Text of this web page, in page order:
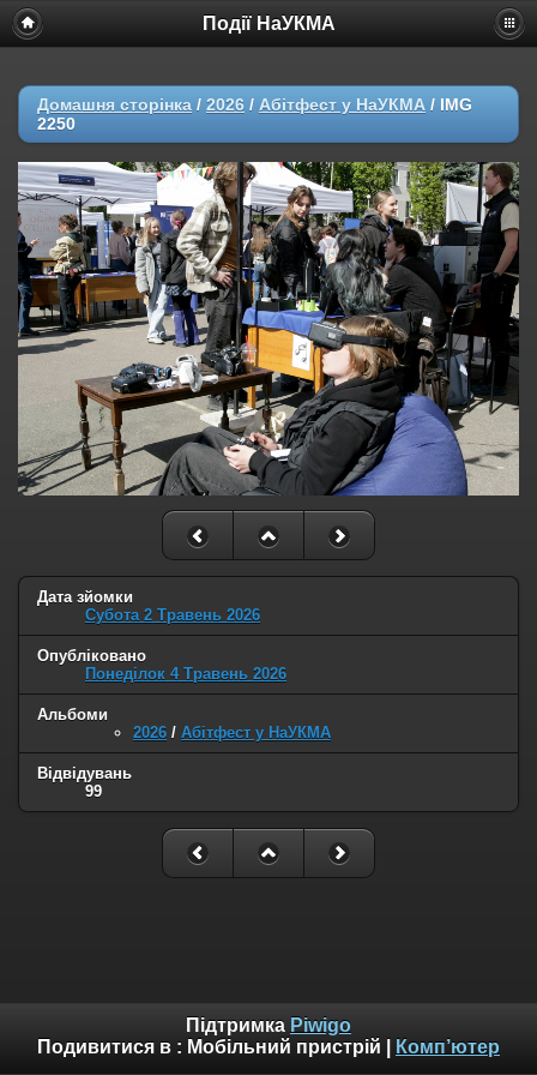
Події НаУКМА
Домашня сторінка / 2026 / Абітфест у НаУКМА / IMG
2250
Дата зйомки
Субота 2 Травень 2026
Опубліковано
Понеділок 4 Травень 2026
Альбоми
2026 / Абітфест у НаУКМА
Відвідувань
99
Підтримка Piwigo
Подивитися в : Мобільний пристрій Комп’ютер